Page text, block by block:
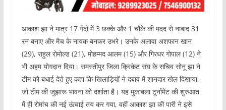
आकाश झा ने मात्र 17 गेंदों में 3 छक्के और 1 चौके की मदद से नाबाद 31
रन बनाए और मैच के नायक बनकर उभरे। उनके अलावा अशफान खान
(29), राहुल रोमोल्ड (21), मोहम्मद आलम (15) और गिरधर गोपाल (12) ने
भी अहम योगदान दिया। समस्तीपुर जिला क्रिकेट संघ के सचिव सोनू झा ने
टीम को बधाई देते हुए कहा कि खिलाड़ियों ने दबाव में शानदार खेल दिखाया,
जो टीम की जुझारू भावना को दर्शाता है। यह मुकाबला टूर्नामेंट की शुरुआत
में ही रोमांच की नई ऊंचाई तय कर गया, वहीं आकाश झा की पारी ने इसे